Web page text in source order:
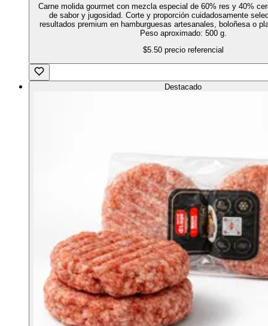
Carne molida gourmet con mezcla especial de 60% res y 40%
de sabor y jugosidad. Corte y proporción cuidadosamente
resultados premium en hamburguesas artesanales, boloñesa o
Peso aproximado: 500 g.
$5.50 precio referencial
Destacado